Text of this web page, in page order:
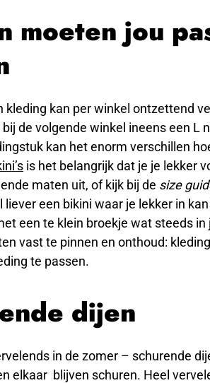
moeten jou
kleding kan per winkel ontzettend
de volgende winkel ineens een L
kan het enorm verschillen
is het belangrijk dat je je lekker
maten uit, of kijk bij de size
liever een bikini waar je lekker in
een te klein broekje wat steeds
vast te pinnen en onthoud:
te passen.
dijen
in de zomer – schurende
elkaar blijven schuren. Heel